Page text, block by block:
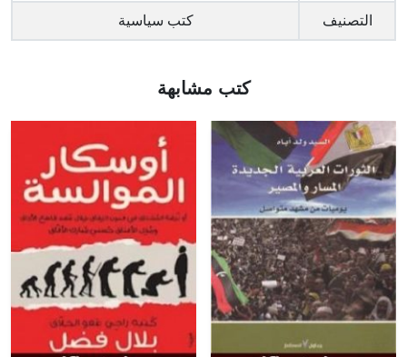
التصنيف كتب سياسية
كتب مشابهة